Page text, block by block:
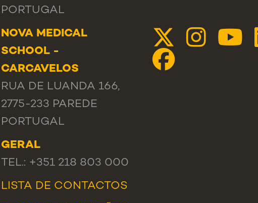
PORTUGAL
NOVA MEDICAL
SCHOOL -
CARCAVELOS
RUA DE LUANDA 166,
2775-233 PAREDE
PORTUGAL
GERAL
TEL.: +351 218 803 000
LISTA DE CONTACTOS